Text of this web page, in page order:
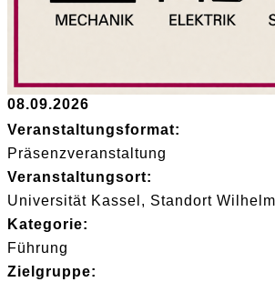
08.09.2026
Veranstaltungsformat:
Präsenzveranstaltung
Veranstaltungsort:
Universität Kassel, Standort
Kategorie:
Führung
Zielgruppe: